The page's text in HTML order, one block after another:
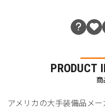
PRODUCT
商
アメリカの大手装備品メー